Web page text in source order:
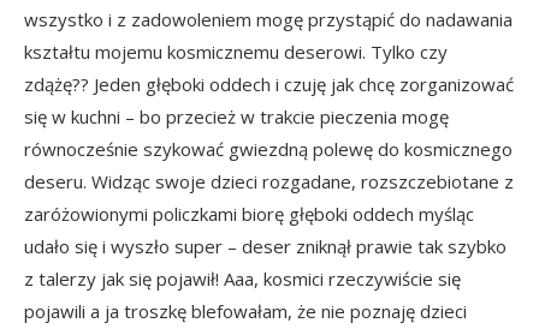
wszystko i z zadowoleniem mogę przystąpić do nadawania
kształtu mojemu kosmicznemu deserowi. Tylko czy
zdążę?? Jeden głęboki oddech i czuję jak chcę zorganizować
się w kuchni – bo przecież w trakcie pieczenia mogę
równocześnie szykować gwiezdną polewę do kosmicznego
deseru. Widząc swoje dzieci rozgadane, rozszczebiotane z
zaróżowionymi policzkami biorę głęboki oddech myśląc
udało się i wyszło super – deser zniknął prawie tak szybko
z talerzy jak się pojawił! Aaa, kosmici rzeczywiście się
pojawili a ja troszkę blefowałam, że nie poznaję dzieci